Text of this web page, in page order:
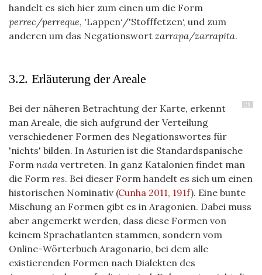
handelt es sich hier zum einen um die Form
perrec/perreque, 'Lappen‘/'Stofffetzen‘, und zum
anderen um das Negationswort zarrapa/zarrapita.
3.2. Erläuterung der Areale
28
Bei der näheren Betrachtung der Karte, erkennt
man Areale, die sich aufgrund der Verteilung
verschiedener Formen des Negationswortes für
'nichts' bilden. In Asturien ist die Standardspanische
Form nada vertreten. In ganz Katalonien findet man
die Form res. Bei dieser Form handelt es sich um einen
historischen Nominativ (Cunha 2011, 191f). Eine bunte
Mischung an Formen gibt es in Aragonien. Dabei muss
aber angemerkt werden, dass diese Formen von
keinem Sprachatlanten stammen, sondern vom
Online-Wörterbuch Aragonario, bei dem alle
existierenden Formen nach Dialekten des